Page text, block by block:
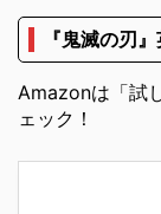
『鬼滅の刃
Amazonは「試
ェック！